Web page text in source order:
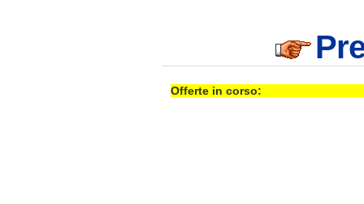
Offerte in corso: